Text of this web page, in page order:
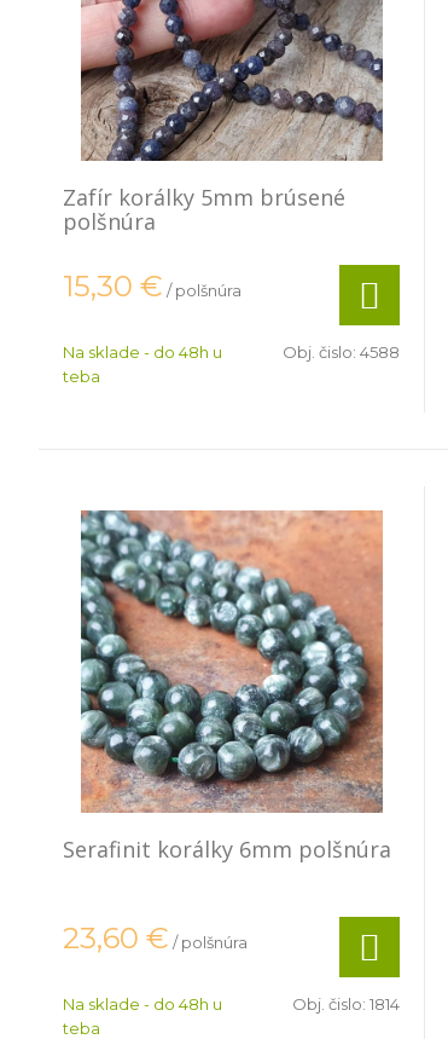
Zafír korálky 5mm brúsené
polšnúra
15,30 € / polšnúra
Na sklade - do 48h u
teba
Obj. čislo: 4588
Serafinit korálky 6mm polšnúra
23,60 € / polšnúra
Na sklade - do 48h u
teba
Obj. čislo: 1814